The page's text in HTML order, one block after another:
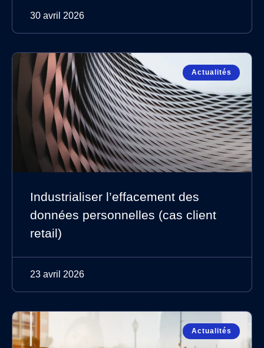
30 avril 2026
Actualités
Industrialiser l’effacement des
données personnelles (cas client
retail)
23 avril 2026
Actualités